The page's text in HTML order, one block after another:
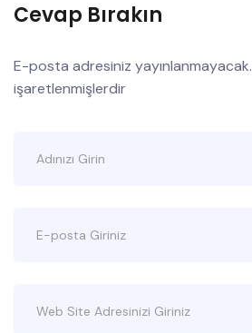
Cevap Bırakın
E-posta adresiniz yayınlanmayacak.
işaretlenmişlerdir